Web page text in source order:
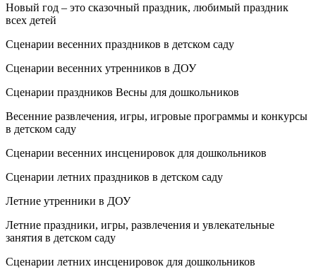
Новый год – это сказочный праздник, любимый праздник
всех детей
Сценарии весенних праздников в детском саду
Сценарии весенних утренников в ДОУ
Сценарии праздников Весны для дошкольников
Весенние развлечения, игры, игровые программы и конкурсы
в детском саду
Сценарии весенних инсценировок для дошкольников
Сценарии летних праздников в детском саду
Летние утренники в ДОУ
Летние праздники, игры, развлечения и увлекательные
занятия в детском саду
Сценарии летних инсценировок для дошкольников